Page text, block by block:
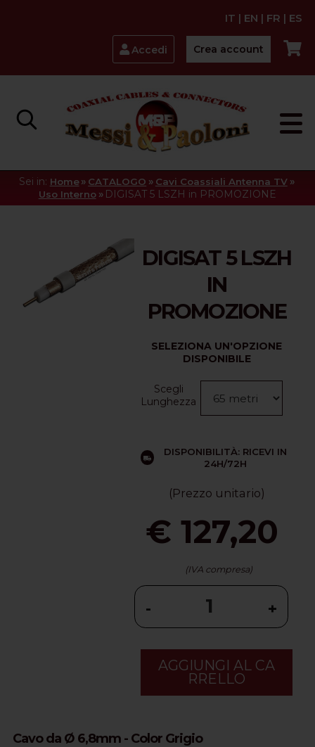
IT | EN | FR | ES
Accedi Crea account
Sei in: Home » CATALOGO » Cavi Coassiali Antenna TV »
Uso Interno » DIGISAT 5 LSZH in PROMOZIONE
DIGISAT 5 LSZH
IN
PROMOZIONE
SELEZIONA UN'OPZIONE
DISPONIBILE
Scegli
Lunghezza
DISPONIBILITÀ: RICEVI IN
24H/72H
(Prezzo unitario)
€ 127,20
(IVA compresa)
- +
AGGIUNGI AL CA
RRELLO
Cavo da Ø 6,8mm - Color Grigio